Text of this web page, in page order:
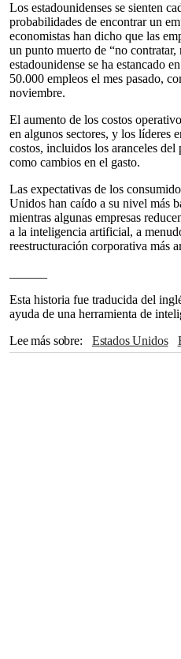
Los estadounidenses se sienten
probabilidades de encontrar un
economistas han dicho que las
un punto muerto de “no
estadounidense se ha estancado
50.000 empleos el mes pasado,
noviembre.
El aumento de los costos
en algunos sectores, y los líderes
costos, incluidos los aranceles del
como cambios en el gasto.
Las expectativas de los
Unidos han caído a su nivel más
mientras algunas empresas
a la inteligencia artificial, a
reestructuración corporativa más
Esta historia fue traducida del
ayuda de una herramienta de
Lee más sobre
Estados Unidos